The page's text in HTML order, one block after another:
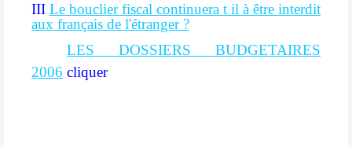
III Le bouclier fiscal continuera t il à être interdit
aux français de l'étranger ?
LES DOSSIERS BUDGETAIRES
2006 cliquer